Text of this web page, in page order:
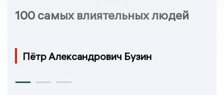
100 самых влиятельных людей
Пётр Александрович Бузин